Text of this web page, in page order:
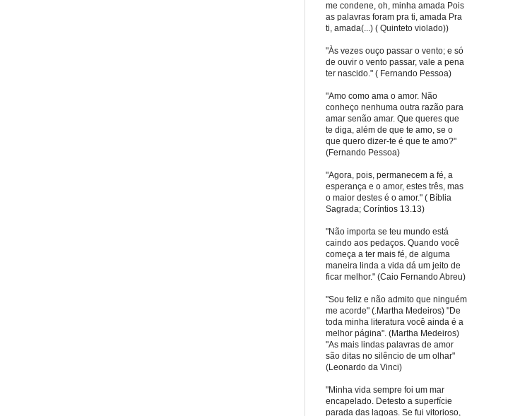
me condene, oh, minha amada Pois
as palavras foram pra ti, amada Pra
ti, amada(...) ( Quinteto violado))
"Às vezes ouço passar o vento; e só
de ouvir o vento passar, vale a pena
ter nascido." ( Fernando Pessoa)
"Amo como ama o amor. Não
conheço nenhuma outra razão para
amar senão amar. Que queres que
te diga, além de que te amo, se o
que quero dizer-te é que te amo?"
(Fernando Pessoa)
"Agora, pois, permanecem a fé, a
esperança e o amor, estes três, mas
o maior destes é o amor." ( Bíblia
Sagrada; Coríntios 13.13)
"Não importa se teu mundo está
caindo aos pedaços. Quando você
começa a ter mais fé, de alguma
maneira linda a vida dá um jeito de
ficar melhor." (Caio Fernando Abreu)
"Sou feliz e não admito que ninguém
me acorde" (.Martha Medeiros) "De
toda minha literatura você ainda é a
melhor página". (Martha Medeiros)
"As mais lindas palavras de amor
são ditas no silêncio de um olhar"
(Leonardo da Vinci)
"Minha vida sempre foi um mar
encapelado. Detesto a superfície
parada das lagoas. Se fui vitorioso,